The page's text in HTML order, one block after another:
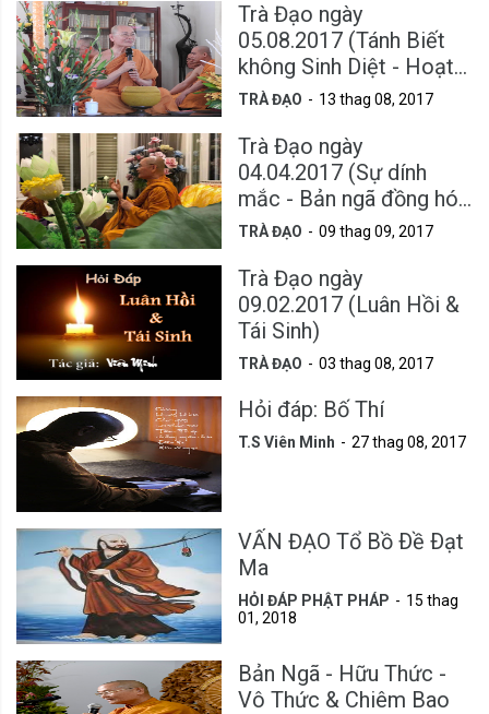
Trà Đạo ngày
05.08.2017 (Tánh Biết
không Sinh Diệt - Hoạt
động của bản ngã &
TRÀ ĐẠO 13 thag 08, 2017
Trà Đạo ngày
04.04.2017 (Sự dính
mắc - Bản ngã đồng hóa
Tướng Biết)
TRÀ ĐẠO 09 thag 09, 2017
Trà Đạo ngày
09.02.2017 (Luân Hồi &
Tái Sinh)
TRÀ ĐẠO 03 thag 08, 2017
Hỏi đáp: Bố Thí
T.S Viên Minh 27 thag 08, 2017
VẤN ĐẠO Tổ Bồ Ðề Ðạt
Ma
HỎI ĐÁP PHẬT PHÁP
15 thag
01, 2018
Bản Ngã - Hữu Thức -
Vô Thức & Chiêm Bao